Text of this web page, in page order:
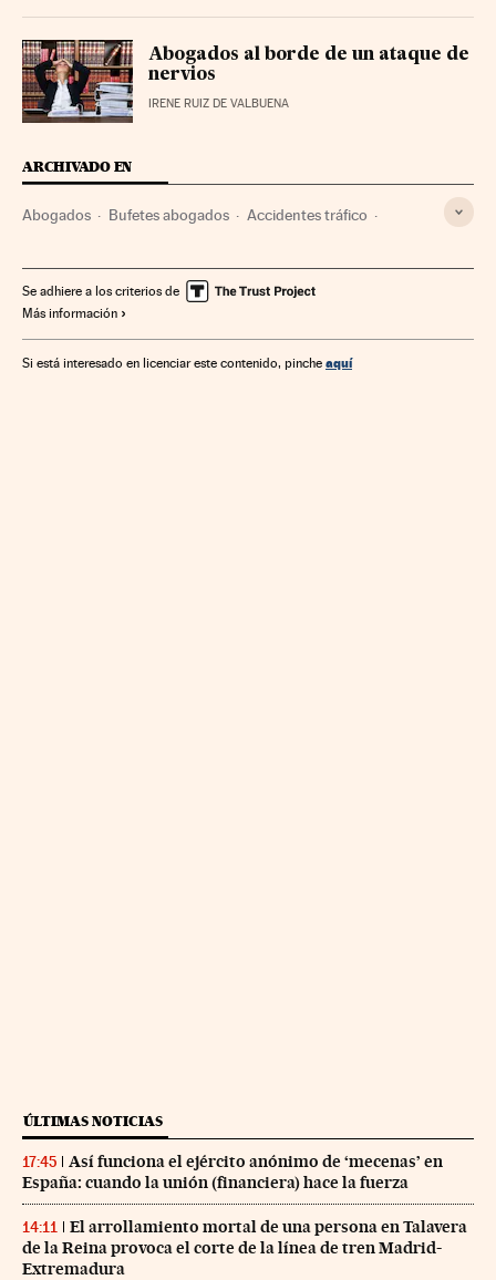
Abogados al borde de un ataque de
nervios
IRENE RUIZ DE VALBUENA
ARCHIVADO EN
Abogados Bufetes abogados Accidentes tráfico
Derecho Sucesos Transporte Sociedad
Se adhiere a los criterios de
Más información
Si está interesado en licenciar este contenido, pinche aquí
ÚLTIMAS NOTICIAS
17:45
Así funciona el ejército anónimo de ‘mecenas’ en
España: cuando la unión (financiera) hace la fuerza
14:11
El arrollamiento mortal de una persona en Talavera
de la Reina provoca el corte de la línea de tren Madrid-
Extremadura